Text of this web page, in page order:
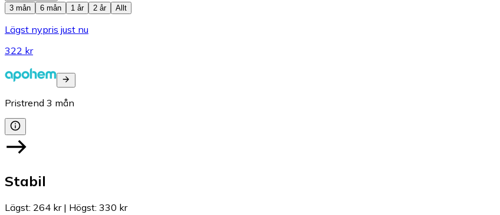
3 mån
6 mån 1 år 2 år Allt
Lägst nypris just nu
322 kr
Pristrend 3 mån
Stabil
Lägst: 264 kr| Högst: 330 kr